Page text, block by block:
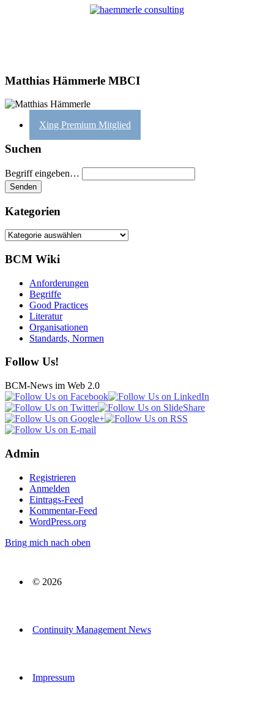
Matthias Hämmerle MBCI
Xing Premium Mitglied
Suchen
Begriff eingeben…
Kategorien
Kategorien
BCM Wiki
Anforderungen
Begriffe
Good Practices
Literatur
Organisationen
Standards, Normen
Follow Us!
BCM-News im Web 2.0
Admin
Registrieren
Anmelden
Eintrags-Feed
Kommentar-Feed
WordPress.org
Bring mich nach oben
© 2026
Continuity Management News
Impressum